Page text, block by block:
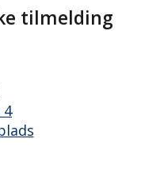
tilmelding
4